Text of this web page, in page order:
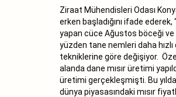
Ziraat Mühendisleri Odası
erken başladığını ifade
yapan cüce Ağustos böceği ve
yüzden tane nemleri daha hızlı
tekniklerine göre değişiyor.
alanda dane mısır üretimi
üretimi gerçekleşmişti. Bu
dünya piyasasındaki mısır